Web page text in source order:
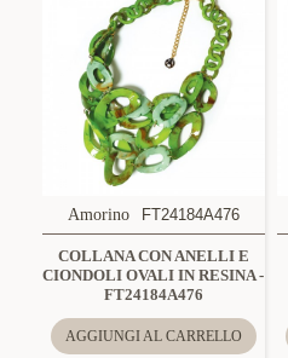
Amorino FT24184A476
COLLANA CON ANELLI E
CIONDOLI OVALI IN RESINA -
FT24184A476
AGGIUNGI AL CARRELLO